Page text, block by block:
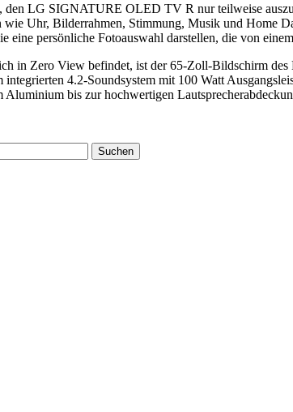
LG SIGNATURE OLED TV R nur teilweise
wie Uhr, Bilderrahmen, Stimmung, Musik und Home
eine persönliche Fotoauswahl darstellen, die von
in Zero View befindet, ist der 65-Zoll-Bildschirm
integrierten 4.2-Soundsystem mit 100 Watt
Aluminium bis zur hochwertigen